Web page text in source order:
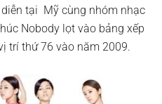
tại Mỹ cùng nhóm nhạc
Nobody lọt vào bảng xếp
trí thứ 76 vào năm 2009.